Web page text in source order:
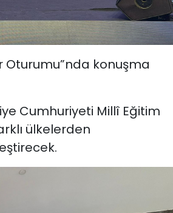
Oturumu”nda konuşma
Cumhuriyeti Millî Eğitim
ülkelerden